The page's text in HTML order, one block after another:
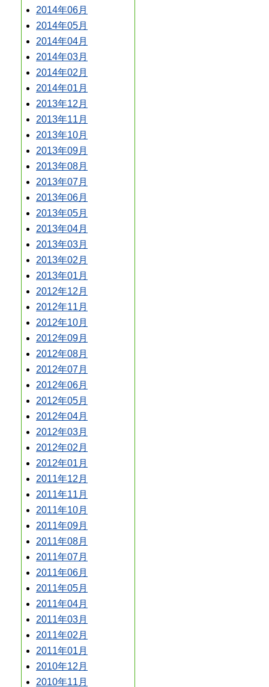
2014年06月
2014年05月
2014年04月
2014年03月
2014年02月
2014年01月
2013年12月
2013年11月
2013年10月
2013年09月
2013年08月
2013年07月
2013年06月
2013年05月
2013年04月
2013年03月
2013年02月
2013年01月
2012年12月
2012年11月
2012年10月
2012年09月
2012年08月
2012年07月
2012年06月
2012年05月
2012年04月
2012年03月
2012年02月
2012年01月
2011年12月
2011年11月
2011年10月
2011年09月
2011年08月
2011年07月
2011年06月
2011年05月
2011年04月
2011年03月
2011年02月
2011年01月
2010年12月
2010年11月